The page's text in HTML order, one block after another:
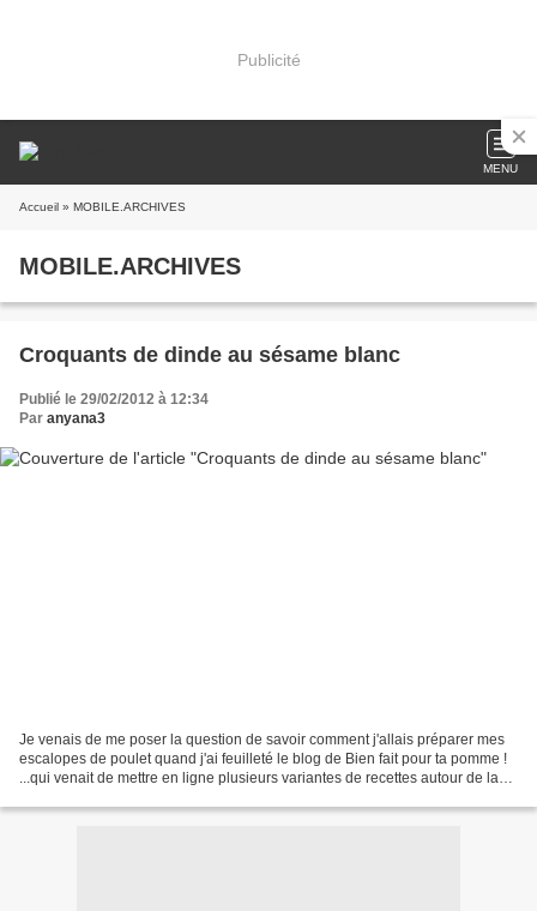
Publicité
MENU
Accueil » MOBILE.ARCHIVES
MOBILE.ARCHIVES
Croquants de dinde au sésame blanc
Publié le 29/02/2012 à 12:34
Par anyana3
Je venais de me poser la question de savoir comment j'allais préparer mes
escalopes de poulet quand j'ai feuilleté le blog de Bien fait pour ta pomme !
...qui venait de mettre en ligne plusieurs variantes de recettes autour de la